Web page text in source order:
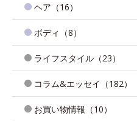
ヘア（16）
ボディ（8）
ライフスタイル（23）
コラム&エッセイ（182）
お買い物情報（10）